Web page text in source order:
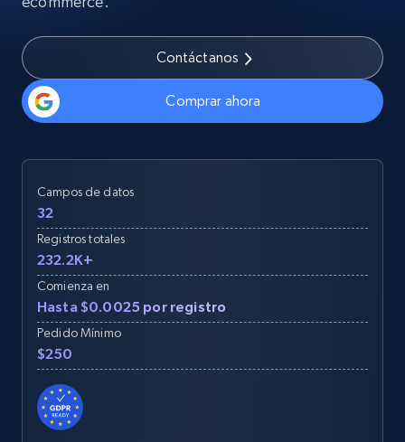
Contáctanos
Comprar ahora
Campos de datos
32
Registros totales
232.2K+
Comienza en
Hasta $0.0025 por registro
Pedido Mínimo
$250